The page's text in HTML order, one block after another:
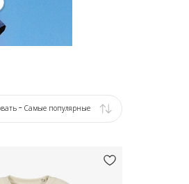
- Самые популярные